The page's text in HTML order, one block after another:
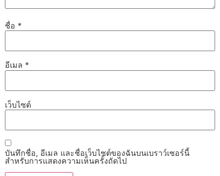
ชื่อ *
อีเมล *
เว็บไซต์
บันทึกชื่อ, อีเมล และชื่อเว็บไซต์ของฉันบนเบราว์เซอร์นี้
สำหรับการแสดงความเห็นครั้งถัดไป